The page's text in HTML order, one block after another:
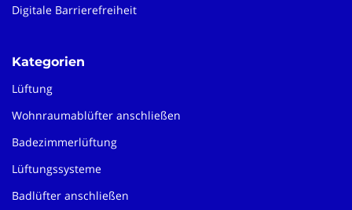
Digitale Barrierefreiheit
Kategorien
Lüftung
Wohnraumablüfter anschließen
Badezimmerlüftung
Lüftungssysteme
Badlüfter anschließen